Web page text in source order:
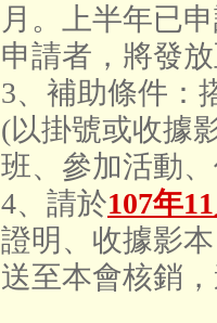
月。上半年已
申請者，將發
3、補助條件：
(以掛號或收據
班、參加活動
4、請於107年11
證明、收據影
送至本會核銷